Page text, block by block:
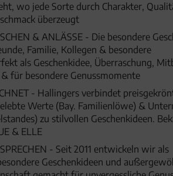
wo jede Sorte durch Charakter,
überzeugt
& ANLÄSSE - Die besondere
Familie, Kollegen & besondere
als Geschenkidee, Überraschung,
für besondere Genussmomente
- Hallingers verbindet
Werte (Bay. Familienlöwe) &
zu stilvollen Geschenkideen.
& ELLE
- Seit 2011 entwickeln wir als
Geschenkideen und